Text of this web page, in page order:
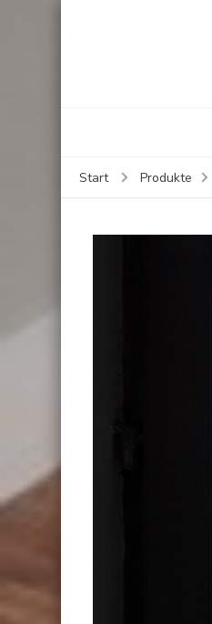
Start Produkte